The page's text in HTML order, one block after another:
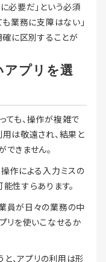
必要だ」という必須
も業務に支障はない」
確に区別することが
アプリを選
ても、操作が複雑で
は敬遠され、結果と
きません。
作による入力ミスの
性すらあります。
員が日々の業務の中
リを使いこなせるか
と、アプリの利用は形